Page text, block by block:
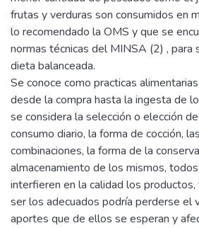
frutas y verduras son consumidos en
lo recomendado la OMS y que se
normas técnicas del MINSA (2) , para
dieta balanceada.
Se conoce como practicas
desde la compra hasta la ingesta de
se considera la selección o elección
consumo diario, la forma de cocción,
combinaciones, la forma de la
almacenamiento de los mismos,
interfieren en la calidad los
ser los adecuados podría perderse el
aportes que de ellos se esperan y